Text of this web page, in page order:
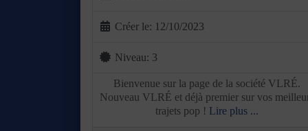
Créer le: 12/10/2023
Niveau: 3
Bienvenue sur la page de la société VLRÉ.
Nouveau VLRÉ et déjà premier sur vos
trajets pop ! Lire plus ...